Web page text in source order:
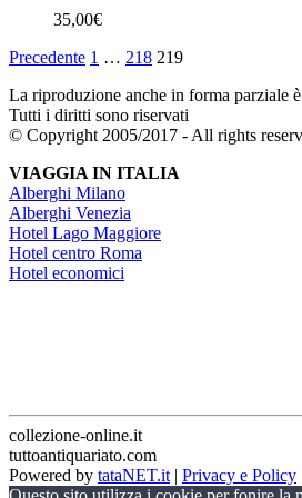
35,00€
Precedente 1 … 218 219
La riproduzione anche in forma parziale
Tutti i diritti sono riservati
© Copyright 2005/2017 - All rights
VIAGGIA IN ITALIA
Alberghi Milano
Alberghi Venezia
Hotel Lago Maggiore
Hotel centro Roma
Hotel economici
collezione-online.it
tuttoantiquariato.com
Powered by tataNET.it | Privacy e Policy